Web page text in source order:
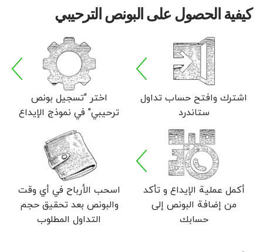
كيفية الحصول على البونص الترحيبي
اشترك وافتح حساب تداول
ستاندرد
اختر "تسجيل بونص
ترحيبي" في نموذج الإيداع
أكمل عملية الإيداع و تأكد
من إضافة البونص إلى
حسابك
اسحب الأرباح في أي وقت
والبونص بعد تحقيق حجم
التداول المطلوب